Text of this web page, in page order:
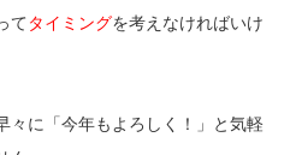
てタイミングを考えなければいけ
々に「今年もよろしく！」と気軽